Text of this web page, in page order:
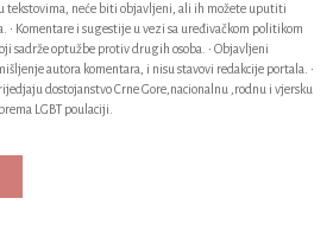
tekstovima, neće biti objavljeni, ali ih možete uputiti
• Komentare i sugestije u vezi sa uređivačkom politikom
sadrže optužbe protiv drugih osoba. • Objavljeni
autora komentara, i nisu stavovi redakcije portala. •
dostojanstvo Crne Gore,nacionalnu ,rodnu i vjersku
LGBT poulaciji.